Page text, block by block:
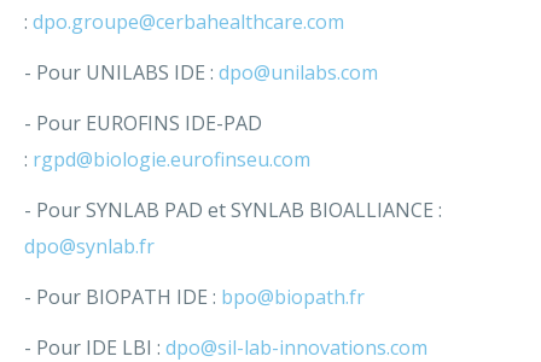
: dpo.groupe@cerbahealthcare.com
- Pour UNILABS IDE : dpo@unilabs.com
- Pour EUROFINS IDE-PAD
: rgpd@biologie.eurofinseu.com
- Pour SYNLAB PAD et SYNLAB BIOALLIANCE :
dpo@synlab.fr
- Pour BIOPATH IDE : bpo@biopath.fr
- Pour IDE LBI : dpo@sil-lab-innovations.com